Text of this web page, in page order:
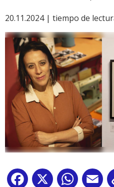
20.11.2024 | tiempo de
Facebook
X